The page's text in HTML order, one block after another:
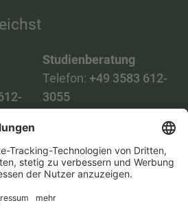
Studienberatung
Telefon: +49 3583 612-
3055
Mail:
stud.info(at)hszg.de